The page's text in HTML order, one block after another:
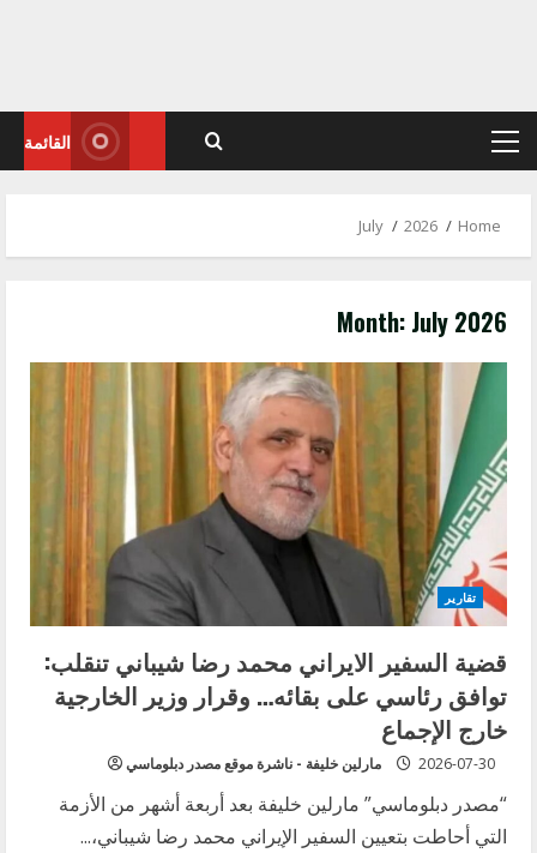
Primary
القائمة
Home
2026
July
Month:July 2026
تقارير
قضية السفير الايراني محمد رضا شيباني تنقلب:
توافق رئاسي على بقائه… وقرار وزير الخارجية
خارج الإجماع
مارلين خليفة - ناشرة موقع مصدر دبلوماسي 2026-07-30
“مصدر دبلوماسي” مارلين خليفة بعد أربعة أشهر من الأزمة
التي أحاطت بتعيين السفير الإيراني محمد رضا شيباني،...